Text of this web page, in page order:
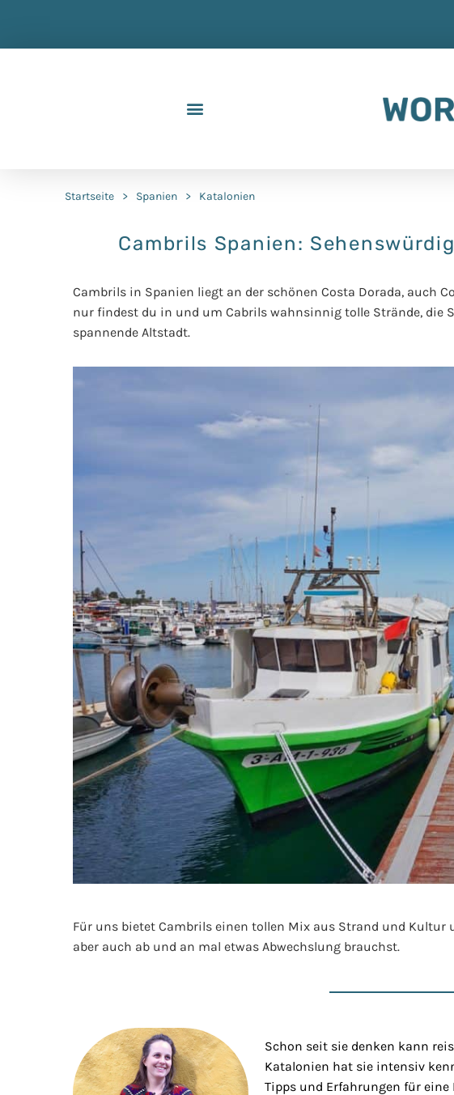
Startseite > Spanien > Katalonien
Cambrils Spanien:
Cambrils in Spanien liegt an der schönen Costa Dorada, auch
nur findest du in und um Cabrils wahnsinnig tolle Strände, die
spannende Altstadt.
Für uns bietet Cambrils einen tollen Mix aus Strand und
aber auch ab und an mal etwas Abwechslung brauchst.
Schon seit sie denken kann
Katalonien hat sie intensiv
Tipps und Erfahrungen für